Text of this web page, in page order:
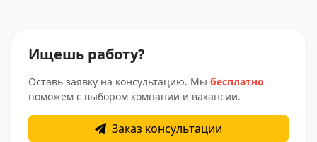
Ищешь работу?
Оставь заявку на консультацию. Мы бесплатно
поможем с выбором компании и вакансии.
Заказ консультации